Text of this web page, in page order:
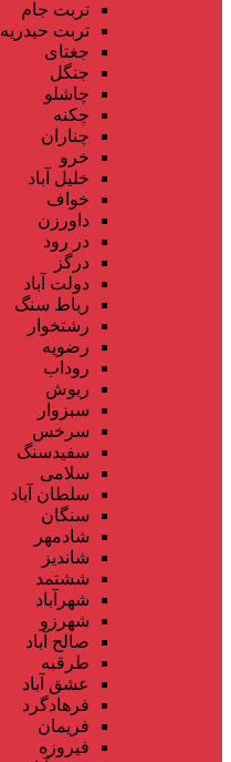
تربت جام
تربت حیدریه
جغتای
جنگل
چاشلو
چکنه
چناران
خرو
خلیل آباد
خواف
داورزن
در رود
درگز
دولت آباد
رباط سنگ
رشتخوار
رضویه
روداب
ریوش
سبزوار
سرخس
سفیدسنگ
سلامی
سلطان آباد
سنگان
شادمهر
شاندیز
ششتمد
شهرآباد
شهرزو
صالح آباد
طرقبه
عشق آباد
فرهادگرد
فریمان
فیروزه